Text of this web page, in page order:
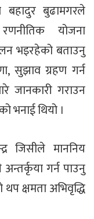
बहादुर बुढामगरले
रणनीतिक योजना
भइरहेको बताउनु
सुझाव ग्रहण गर्न
जानकारी गराउन
भनाई थियो ।
जिसीले माननिय
गर्न पाउनु
क्षमता अभिवृद्धि